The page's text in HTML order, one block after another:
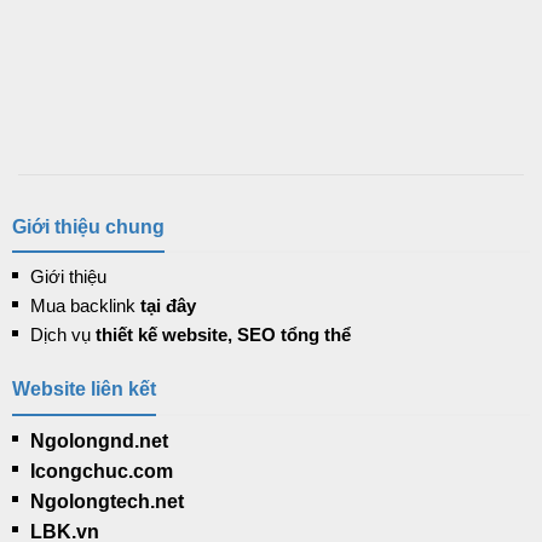
Giới thiệu chung
Giới thiệu
Mua backlink tại đây
Dịch vụthiết kế website, SEO tổng thể
Website liên kết
Ngolongnd.net
Icongchuc.com
Ngolongtech.net
LBK.vn